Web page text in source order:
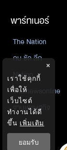
พาร์ทเนอร์
The Nation
คม ชัด ลึก
Nation
Thainewsonline
ฐานเศรษฐกิจ
×
เราใช้คุกกี้
เพื่อให้
เว็บไซต์
ทำงานได้ดี
ขึ้น เพิ่มเติม
ยอมรับ